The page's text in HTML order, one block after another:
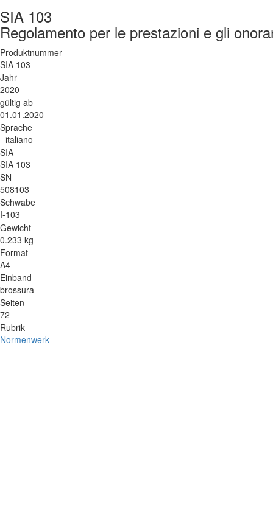
SIA 103
Regolamento per le prestazioni e gli
Produktnummer
SIA 103
Jahr
2020
gültig ab
01.01.2020
Sprache
- italiano
SIA
SIA 103
SN
508103
Schwabe
I-103
Gewicht
0.233 kg
Format
A4
Einband
brossura
Seiten
72
Rubrik
Normenwerk